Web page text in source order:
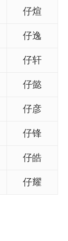
仔煊
仔逸
仔轩
仔懿
仔彦
仔锋
仔皓
仔耀